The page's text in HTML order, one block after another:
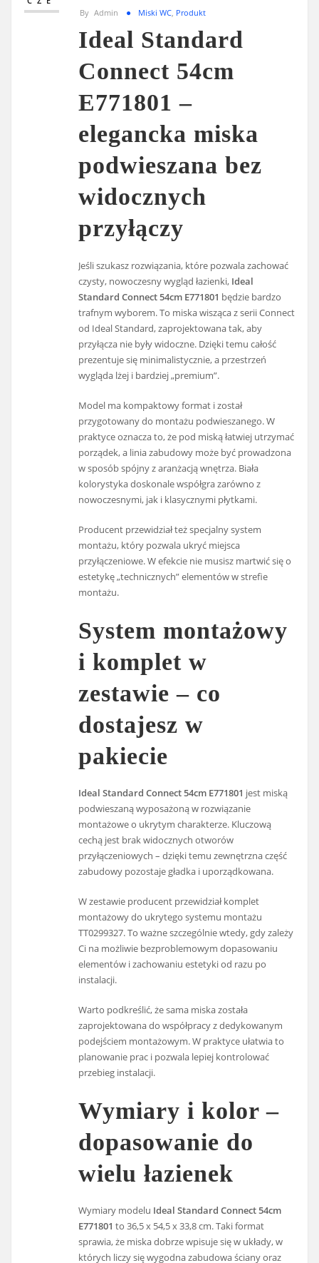
By Admin Miski WC Produkt
Ideal Standard
Connect 54cm
E771801 –
elegancka miska
podwieszana bez
widocznych
przyłączy
Jeśli szukasz rozwiązania, które pozwala zachować
czysty, nowoczesny wygląd łazienki, Ideal
Standard Connect 54cm E771801 będzie bardzo
trafnym wyborem. To miska wisząca z serii Connect
od Ideal Standard, zaprojektowana tak, aby
przyłącza nie były widoczne. Dzięki temu całość
prezentuje się minimalistycznie, a przestrzeń
wygląda lżej i bardziej „premium”.
Model ma kompaktowy format i został
przygotowany do montażu podwieszanego. W
praktyce oznacza to, że pod miską łatwiej utrzymać
porządek, a linia zabudowy może być prowadzona
w sposób spójny z aranżacją wnętrza. Biała
kolorystyka doskonale współgra zarówno z
nowoczesnymi, jak i klasycznymi płytkami.
Producent przewidział też specjalny system
montażu, który pozwala ukryć miejsca
przyłączeniowe. W efekcie nie musisz martwić się o
estetykę „technicznych” elementów w strefie
montażu.
System montażowy
i komplet w
zestawie – co
dostajesz w
pakiecie
Ideal Standard Connect 54cm E771801 jest miską
podwieszaną wyposażoną w rozwiązanie
montażowe o ukrytym charakterze. Kluczową
cechą jest brak widocznych otworów
przyłączeniowych – dzięki temu zewnętrzna część
zabudowy pozostaje gładka i uporządkowana.
W zestawie producent przewidział komplet
montażowy do ukrytego systemu montażu
TT0299327. To ważne szczególnie wtedy, gdy zależy
Ci na możliwie bezproblemowym dopasowaniu
elementów i zachowaniu estetyki od razu po
instalacji.
Warto podkreślić, że sama miska została
zaprojektowana do współpracy z dedykowanym
podejściem montażowym. W praktyce ułatwia to
planowanie prac i pozwala lepiej kontrolować
przebieg instalacji.
Wymiary i kolor –
dopasowanie do
wielu łazienek
Wymiary modelu Ideal Standard Connect 54cm
E771801 to 36,5 x 54,5 x 33,8 cm. Taki format
sprawia, że miska dobrze wpisuje się w układy, w
których liczy się wygodna zabudowa ściany oraz